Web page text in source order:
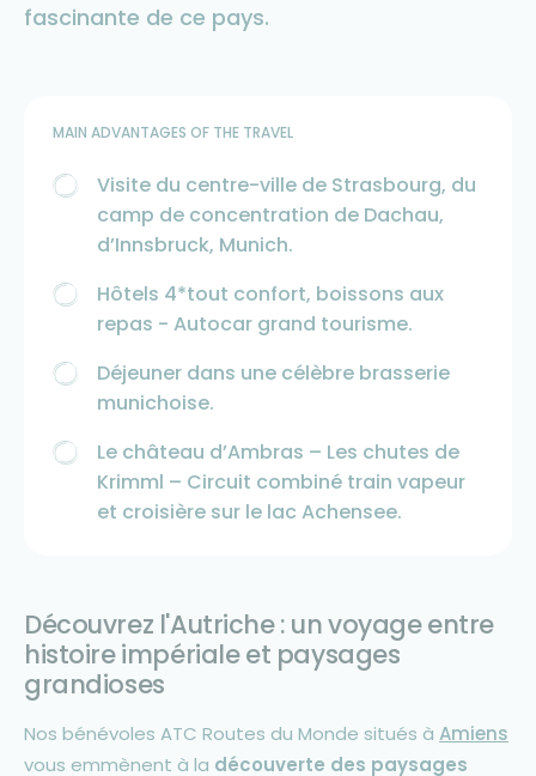
fascinante de ce pays.
MAIN ADVANTAGES OF THE TRAVEL
Visite du centre-ville de Strasbourg, du
camp de concentration de Dachau,
d’Innsbruck, Munich.
Hôtels 4*tout confort, boissons aux
repas - Autocar grand tourisme.
Déjeuner dans une célèbre brasserie
munichoise.
Le château d’Ambras – Les chutes de
Krimml – Circuit combiné train vapeur
et croisière sur le lac Achensee.
Découvrez l'Autriche : un voyage entre
histoire impériale et paysages
grandioses
Nos bénévoles ATC Routes du Monde situés à Amiens
vous emmènent à la découverte des paysages